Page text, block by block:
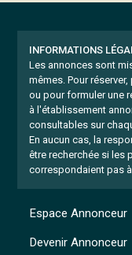
INFORMATIONS
Les annonces sont
mêmes. Pour
ou pour formuler une
à l'établissement
consultables sur
En aucun cas, la
être recherchée si les
correspondaient pas
Espace Annonceur
Devenir Annonceur